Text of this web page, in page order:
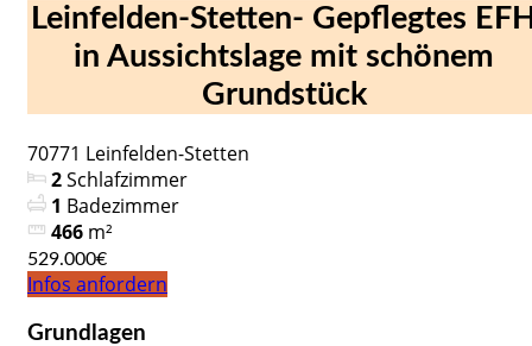
Leinfelden-Stetten- Gepflegtes
in Aussichtslage mit schönem
Grundstück
70771 Leinfelden-Stetten
2Schlafzimmer
1 Badezimmer
466 m²
529.000€
Infos anfordern
Grundlagen